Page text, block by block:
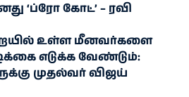
‘ப்ரோ கோட்’ – ரவி
உள்ள மீனவர்களை
எடுக்க வேண்டும்:
முதல்வர் விஜய்